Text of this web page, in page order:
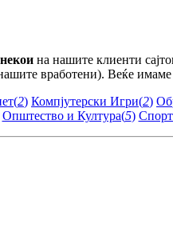
на нашите клиенти
вработени). Веќе
2) Компјутерски Игри(2)
Општество и Култура(5)